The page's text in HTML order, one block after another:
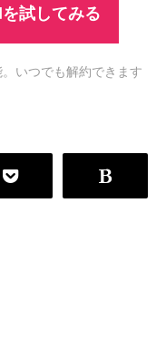
試してみる
いつでも解約できます